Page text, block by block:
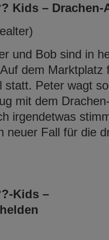
Kids – Drachen-
und Bob sind in
dem Marktplatz
statt. Peter wagt
mit dem Drachen-
irgendetwas
Fall für die
Kids –